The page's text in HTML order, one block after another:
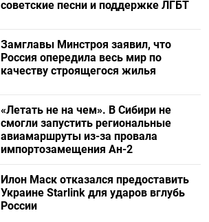
советские песни и поддержке ЛГБТ
Замглавы Минстроя заявил, что
Россия опередила весь мир по
качеству строящегося жилья
«Летать не на чем». В Сибири не
смогли запустить региональные
авиамаршруты из-за провала
импортозамещения Ан-2
Илон Маск отказался предоставить
Украине Starlink для ударов вглубь
России